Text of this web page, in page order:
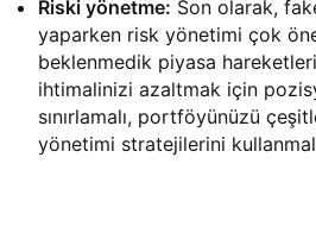
Riski yönetme: Son olarak,
yaparken risk yönetimi çok
beklenmedik piyasa
ihtimalinizi azaltmak için
sınırlamalı, portföyünüzü
yönetimi stratejilerini